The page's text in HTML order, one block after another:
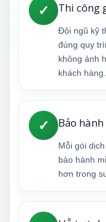
✓ Thi công
Đội ngũ kỹ
đúng quy
không ảnh
khách hàng.
✓ Bảo
Mỗi gói
bảo hành
hơn trong